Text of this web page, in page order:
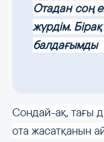
Отадан соң
жүрдім. Бірақ
балдағымды
Сондай-ақ, тағы
ота жасатқанын